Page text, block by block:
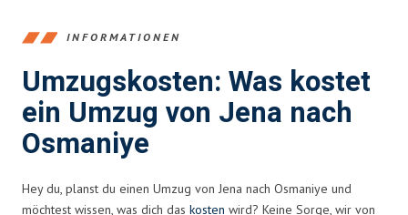
INFORMATIONEN
Umzugskosten: Was kostet
ein Umzug von Jena nach
Osmaniye
Hey du, planst du einen Umzug von Jena nach Osmaniye und
möchtest wissen, was dich das kosten wird? Keine Sorge, wir von